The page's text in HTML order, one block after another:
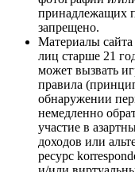
принадлежащих
запрещено.
Материалы сайта
лиц старше 21
может вызвать
правила
обнаружении
немедленно
участие в
доходов или
ресурс